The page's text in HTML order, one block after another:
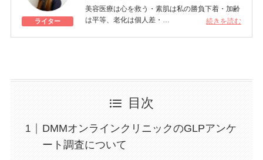
ライター
美容医療は心を救う・素肌は私の勝負下着・加齢
は平等、老化は個人差・
タ注射、いぼ除去、医療脱毛など
続きを読む
目次
DMMオンラインクリニックのGLPアンケ
ート調査について